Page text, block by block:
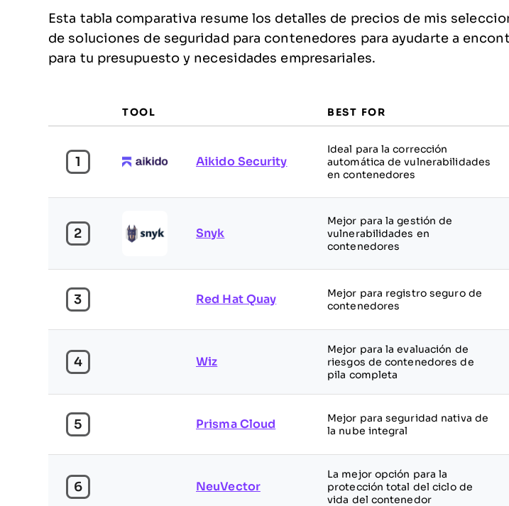
Esta tabla comparativa resume los detalles de precios de mis
de soluciones de seguridad para contenedores para ayudarte a
para tu presupuesto y necesidades empresariales.
TOOL BEST FOR
1 Aikido Security
Ideal para la corrección
automática de vulnerabilidades
en contenedores
2 Snyk
Mejor para la gestión de
vulnerabilidades en
contenedores
3 Red Hat Quay
Mejor para registro seguro de
contenedores
4 Wiz
Mejor para la evaluación de
riesgos de contenedores de
pila completa
5 Prisma Cloud
Mejor para seguridad nativa de
la nube integral
6 NeuVector
La mejor opción para la
protección total del ciclo de
vida del contenedor